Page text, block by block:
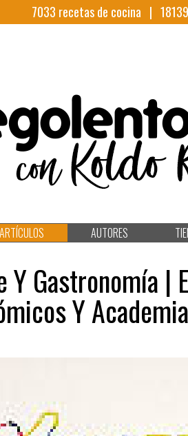
7033 recetas de cocina | 18139
ARTÍCULOS AUTORES
Gastronomía |
Y